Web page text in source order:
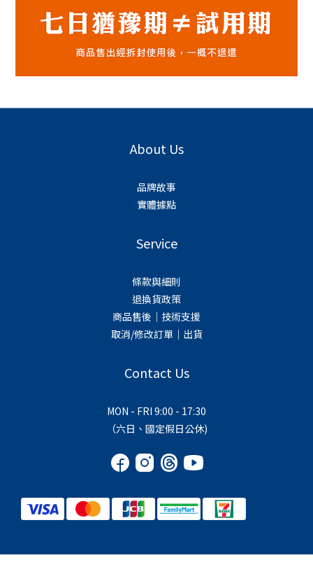
About Us
品牌故事
實體據點
Service
條款與細則
退換貨政策
商品售後｜技術支援
取消/修改訂單｜出貨
Contact Us
MON - FRI 9:00 - 17:30
（六日、國定假日公休)